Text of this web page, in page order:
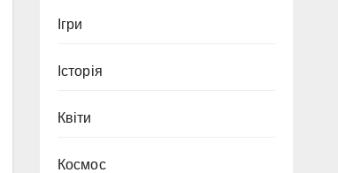
Ігри
Історія
Квіти
Космос